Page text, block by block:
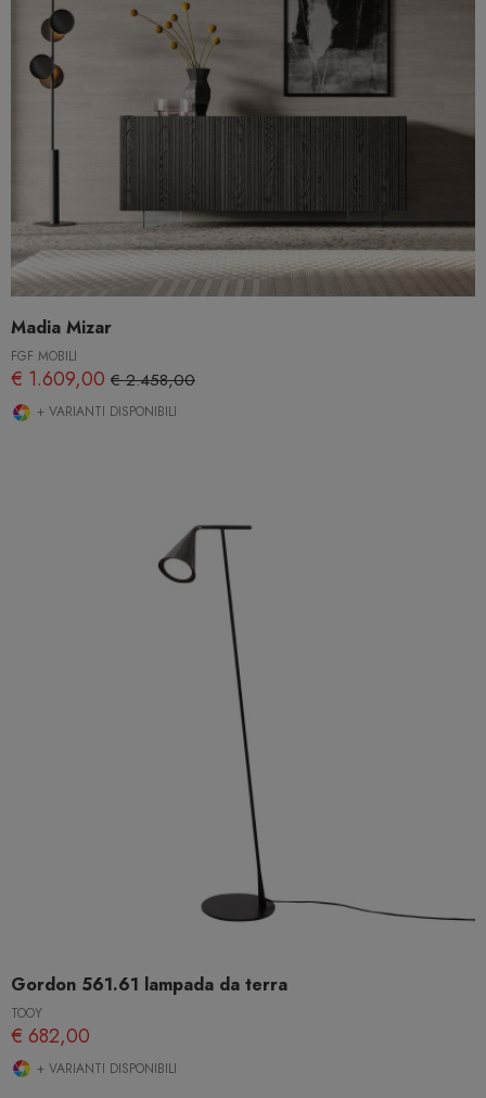
Madia Mizar
FGF MOBILI
€ 1.609,00 € 2.458,00
+ VARIANTI DISPONIBILI
Gordon 561.61 lampada da terra
TOOY
€ 682,00
+ VARIANTI DISPONIBILI